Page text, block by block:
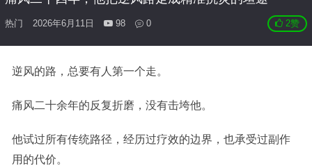
热门 2026年6月11日 98 0 2赞
逆风的路，总要有人第一个走。
痛风二十余年的反复折磨，没有击垮他。
他试过所有传统路径，经历过疗效的边界，也承受过副作
用的代价。